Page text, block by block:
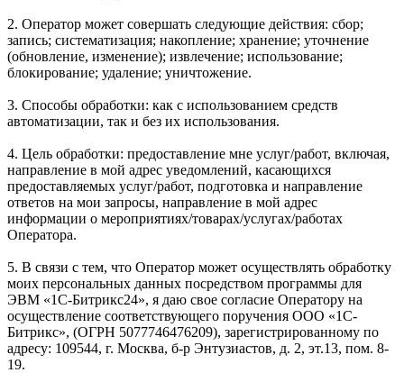
2. Оператор может совершать следующие действия: сбор;
запись; систематизация; накопление; хранение; уточнение
(обновление, изменение); извлечение; использование;
блокирование; удаление; уничтожение.
3. Способы обработки: как с использованием средств
автоматизации, так и без их использования.
4. Цель обработки: предоставление мне услуг/работ, включая,
направление в мой адрес уведомлений, касающихся
предоставляемых услуг/работ, подготовка и направление
ответов на мои запросы, направление в мой адрес
информации о мероприятиях/товарах/услугах/работах
Оператора.
5. В связи с тем, что Оператор может осуществлять обработку
моих персональных данных посредством программы для
ЭВМ «1С-Битрикс24», я даю свое согласие Оператору на
осуществление соответствующего поручения ООО «1С-
Битрикс», (ОГРН 5077746476209), зарегистрированному по
адресу: 109544, г. Москва, б-р Энтузиастов, д. 2, эт.13, пом. 8-
19.